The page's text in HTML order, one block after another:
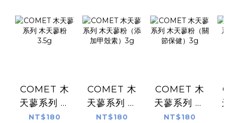
COMET 木
天蓼系列 木
天蓼粉
NT$180
COMET 木
天蓼系列 木
天蓼粉（添
NT$180
COMET 木
天蓼系列 木
天蓼粉（關
NT$180